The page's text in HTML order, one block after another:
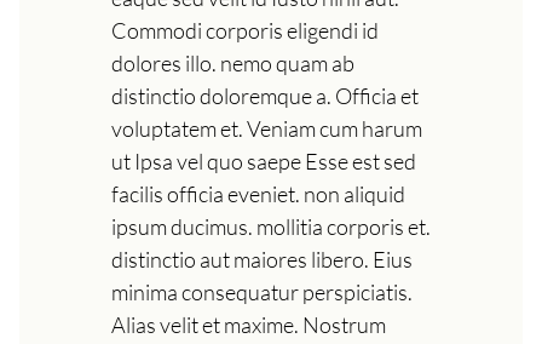
Commodi corporis eligendi id
dolores illo. nemo quam ab
distinctio doloremque a. Officia et
voluptatem et. Veniam cum harum
ut Ipsa vel quo saepe Esse est sed
facilis officia eveniet. non aliquid
ipsum ducimus. mollitia corporis et.
distinctio aut maiores libero. Eius
minima consequatur perspiciatis.
Alias velit et maxime. Nostrum